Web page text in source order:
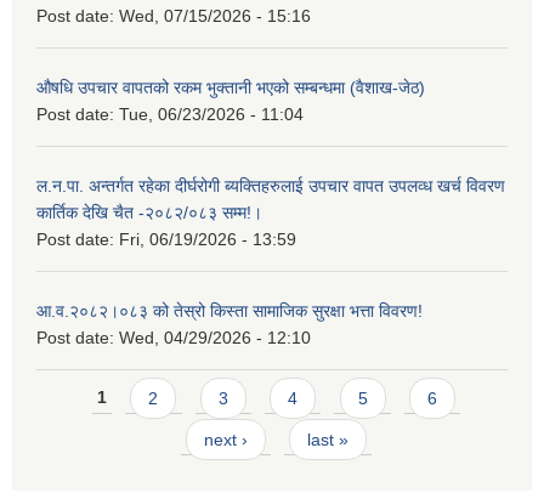
Post date: Wed, 07/15/2026 - 15:16
औषधि उपचार वापतको रकम भुक्तानी भएको सम्बन्धमा (वैशाख-जेठ)
Post date: Tue, 06/23/2026 - 11:04
ल.न.पा. अन्तर्गत रहेका दीर्घरोगी ब्यक्तिहरुलाई उपचार वापत उपलव्ध खर्च विवरण
कार्तिक देखि चैत -२०८२/०८३ सम्म!।
Post date: Fri, 06/19/2026 - 13:59
आ.व.२०८२।०८३ को तेस्रो किस्ता सामाजिक सुरक्षा भत्ता विवरण!
Post date: Wed, 04/29/2026 - 12:10
Pages
1 2 3 4 5 6
next › last »